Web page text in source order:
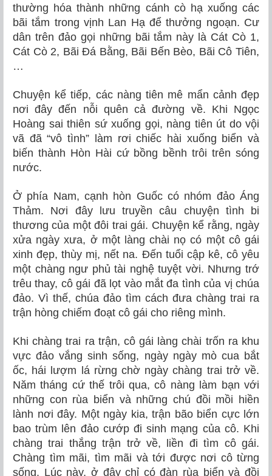
thường hóa thành những cánh cò hạ xuống các
bãi tắm trong vịnh Lan Hạ để thưởng ngoạn. Cư
dân trên đảo gọi những bãi tắm này là Cát Cò 1,
Cát Cò 2, Bãi Ðá Bằng, Bãi Bến Bèo, Bãi Cô Tiên,
…
Chuyện kể tiếp, các nàng tiên mê mẩn cảnh đẹp
nơi đây đến nỗi quên cả đường về. Khi Ngọc
Hoàng sai thiên sứ xuống gọi, nàng tiên út do vội
vã đã “vô tình” làm rơi chiếc hài xuống biển và
biến thành Hòn Hài cứ bồng bềnh trôi trên sóng
nước.
Ở phía Nam, cạnh hòn Guốc có nhóm đảo Áng
Thảm. Nơi đây lưu truyền câu chuyện tình bi
thương của một đôi trai gái. Chuyện kể rằng, ngày
xửa ngày xưa, ở một làng chài nọ có một cô gái
xinh đẹp, thùy mị, nết na. Đến tuổi cập kê, cô yêu
một chàng ngư phủ tài nghệ tuyệt vời. Nhưng trớ
trêu thay, cô gái đã lọt vào mắt đa tình của vị chúa
đảo. Vì thế, chúa đảo tìm cách đưa chàng trai ra
trận hòng chiếm đoạt cô gái cho riêng mình.
Khi chàng trai ra trận, cô gái làng chài trốn ra khu
vực đảo vắng sinh sống, ngày ngày mò cua bắt
ốc, hái lượm lá rừng chờ ngày chàng trai trở về.
Năm tháng cứ thế trôi qua, cô nàng làm bạn với
những con rùa biển và những chú đồi mồi hiền
lành nơi đây. Một ngày kia, trận bão biển cực lớn
bao trùm lên đảo cướp đi sinh mạng của cô. Khi
chàng trai thắng trận trở về, liền đi tìm cô gái.
Chàng tìm mãi, tìm mãi và tới được nơi cô từng
sống. Lúc này, ở đây chỉ có đàn rùa biển và đồi